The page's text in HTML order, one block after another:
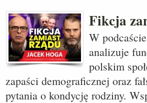
Fikcja
W
analizuje
polskim
zapaści demograficznej oraz
pytania o kondycję rodziny.